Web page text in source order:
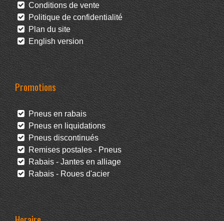
Conditions de vente
Politique de confidentialité
Plan du site
English version
Promotions
Pneus en rabais
Pneus en liquidations
Pneus discontinués
Remises postales - Pneus
Rabais - Jantes en alliage
Rabais - Roues d'acier